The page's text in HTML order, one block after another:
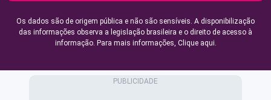
Os dados são de origem pública e não são sensíveis. A disponibilização
das informações observa a legislação brasileira e o direito de acesso à
informação. Para mais informações, Clique aqui.